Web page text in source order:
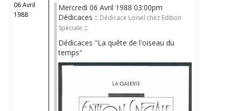
06 Avril
1988
Mercredi 06 Avril 1988 03:00pm
Dédicaces :: Dédicace Loisel chez Edition
Spéciale ::
Dédicaces "La quête de l'oiseau du
temps"